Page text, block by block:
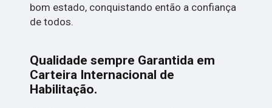
bom estado, conquistando então a confiança
de todos.
Qualidade sempre Garantida em
Carteira Internacional de
Habilitação.